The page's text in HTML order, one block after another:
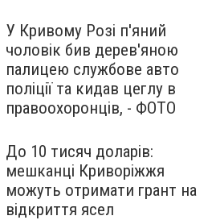
У Кривому Розі п'яний
чоловік бив дерев'яною
палицею службове авто
поліції та кидав цеглу в
правоохоронців, - ФОТО
До 10 тисяч доларів:
мешканці Криворіжжя
можуть отримати грант на
відкриття ясел